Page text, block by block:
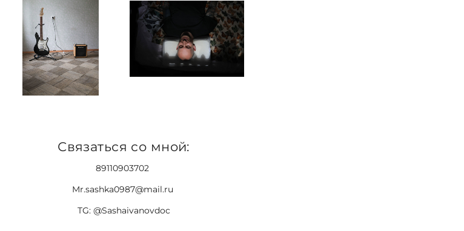
Связаться со мной:
89110903702
Mr.sashka0987@mail.ru
TG: @Sashaivanovdoc